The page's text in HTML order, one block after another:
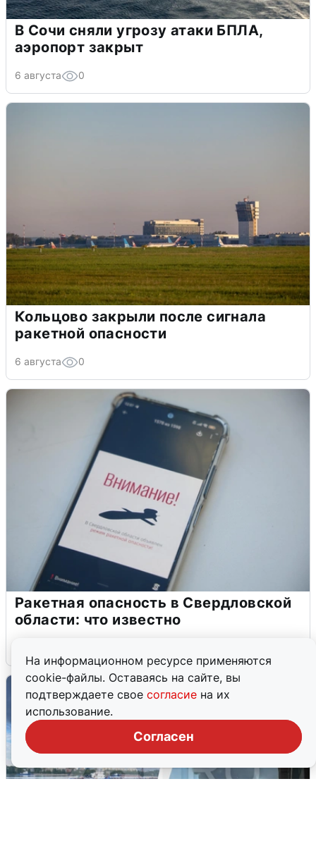
На информационном ресурсе применяются
cookie-файлы. Оставаясь на сайте, вы
подтверждаете свое согласие на их
использование.
Согласен
В Сочи сняли угрозу атаки БПЛА,
аэропорт закрыт
6 августа 0
Кольцово закрыли после сигнала
ракетной опасности
6 августа 0
Ракетная опасность в Свердловской
области: что известно